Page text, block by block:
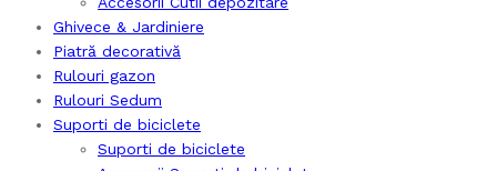
Ghivece & Jardiniere
Piatră decorativă
Rulouri gazon
Rulouri Sedum
Suporti de biciclete
Suporti de biciclete